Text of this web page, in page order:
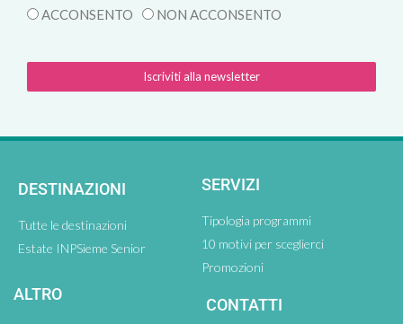
ACCONSENTO NON ACCONSENTO
Iscriviti alla newsletter
DESTINAZIONI
Tutte le destinazioni
Estate INPSieme Senior
SERVIZI
Tipologia programmi
10 motivi per sceglierci
Promozioni
ALTRO
CONTATTI